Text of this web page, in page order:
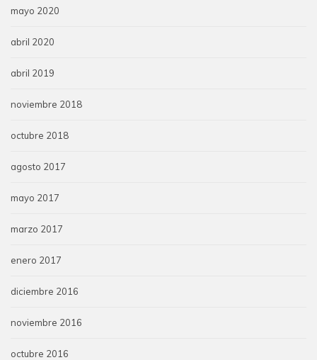
mayo 2020
abril 2020
abril 2019
noviembre 2018
octubre 2018
agosto 2017
mayo 2017
marzo 2017
enero 2017
diciembre 2016
noviembre 2016
octubre 2016